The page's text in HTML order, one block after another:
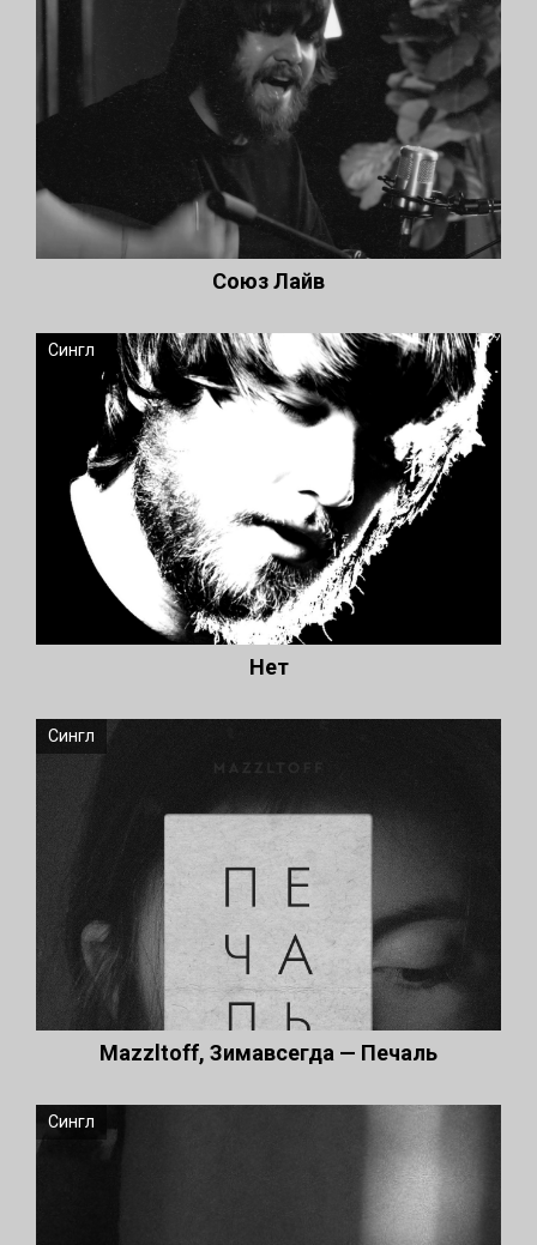
Союз Лайв
Сингл
Нет
Сингл
Mazzltoff, Зимавсегда — Печаль
Сингл